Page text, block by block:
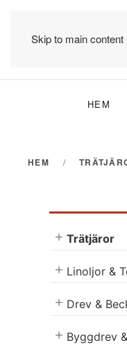
Skip to main content
HEM
HEM
Trätjäror
Linoljor &
Drev &
Byggdrev